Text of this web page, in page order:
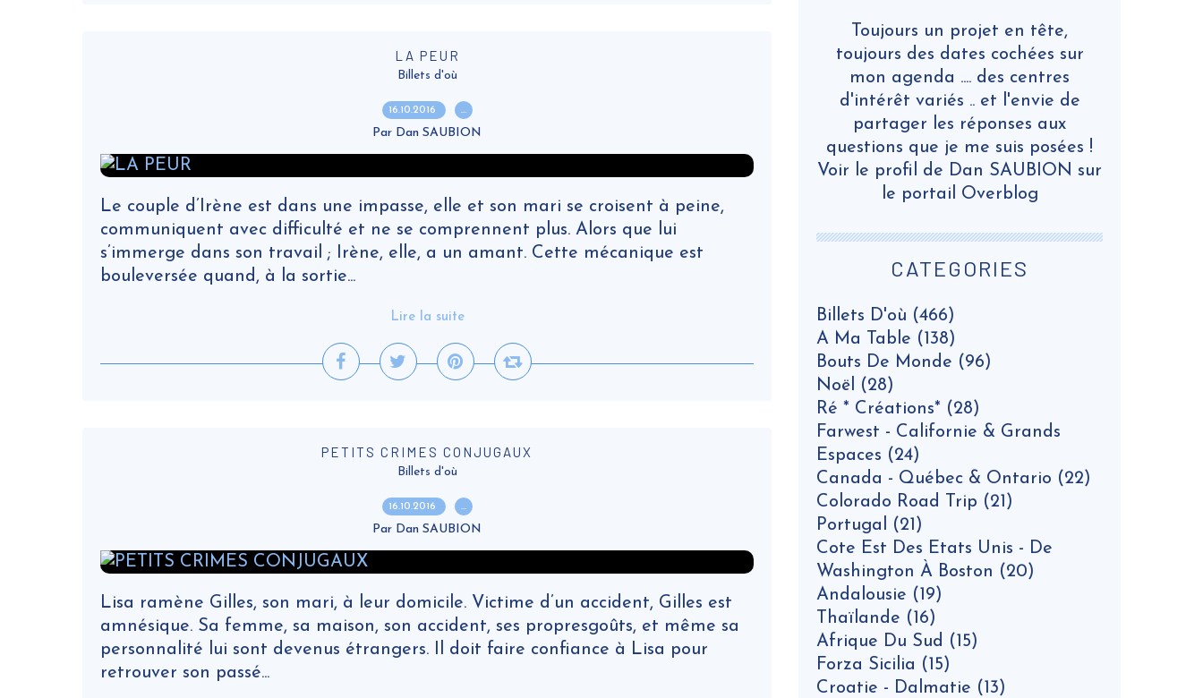
LA PEUR
Billets d'où
16.10.2016 …
Par Dan SAUBION
Le couple d’Irène est dans une impasse, elle et son mari se croisent à peine,
communiquent avec difficulté et ne se comprennent plus. Alors que lui
s’immerge dans son travail ; Irène, elle, a un amant. Cette mécanique est
bouleversée quand, à la sortie...
Lire la suite
PETITS CRIMES CONJUGAUX
Billets d'où
16.10.2016 …
Par Dan SAUBION
Lisa ramène Gilles, son mari, à leur domicile. Victime d’un accident, Gilles est
amnésique. Sa femme, sa maison, son accident, ses propresgoûts, et même sa
personnalité lui sont devenus étrangers. Il doit faire confiance à Lisa pour
retrouver son passé...
CATEGORIES
Billets D'où (466)
A Ma Table (138)
Bouts De Monde (96)
Noël (28)
Ré * Créations* (28)
Farwest - Californie & Grands
Espaces (24)
Canada - Québec & Ontario (22)
Colorado Road Trip (21)
Portugal (21)
Cote Est Des Etats Unis - De
Washington À Boston (20)
Andalousie (19)
Thaïlande (16)
Afrique Du Sud (15)
Forza Sicilia (15)
Croatie - Dalmatie (13)
Toujours un projet en tête,
toujours des dates cochées sur
mon agenda .... des centres
d'intérêt variés .. et l'envie de
partager les réponses aux
questions que je me suis posées !
Voir le profil de Dan SAUBION sur
le portail Overblog